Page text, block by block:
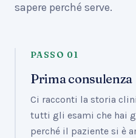
sapere perché serve.
PASSO 01
Prima consulenza
Ci racconti la storia
tutti gli esami che hai
perché il paziente si è